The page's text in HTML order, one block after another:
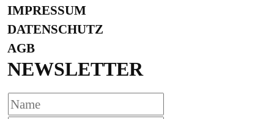
IMPRESSUM
DATENSCHUTZ
AGB
NEWSLETTER